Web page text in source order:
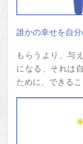
誰かの幸せを自
もらうより、与
になる、それは
ために、できる